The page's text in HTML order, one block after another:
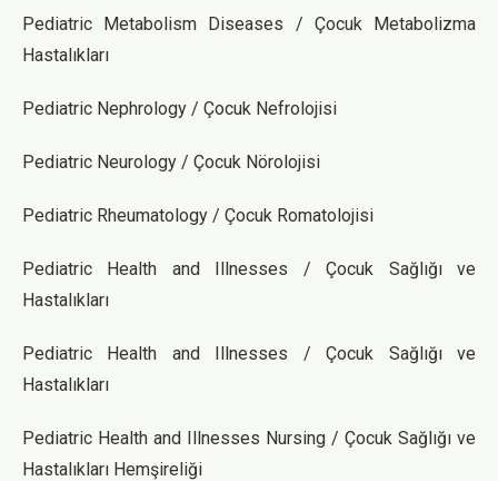
Pediatric Metabolism Diseases / Çocuk Metabolizma
Hastalıkları
Pediatric Nephrology / Çocuk Nefrolojisi
Pediatric Neurology / Çocuk Nörolojisi
Pediatric Rheumatology / Çocuk Romatolojisi
Pediatric Health and Illnesses / Çocuk Sağlığı ve
Hastalıkları
Pediatric Health and Illnesses / Çocuk Sağlığı ve
Hastalıkları
Pediatric Health and Illnesses Nursing / Çocuk Sağlığı ve
Hastalıkları Hemşireliği